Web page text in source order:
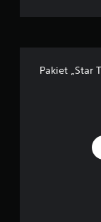
Pakiet „Star